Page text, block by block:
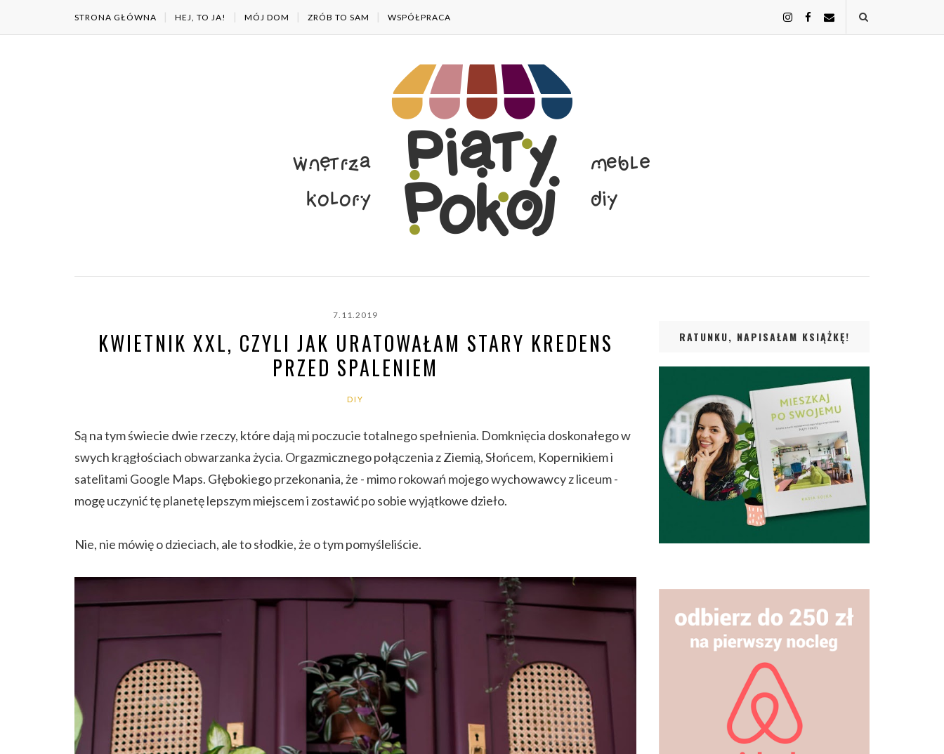
STRONA GŁÓWNA HEJ, TO JA! MÓJ DOM ZRÓB TO SAM WSPÓŁPRACA
7.11.2019
KWIETNIK XXL, CZYLI JAK URATOWAŁAM STARY KREDENS
PRZED SPALENIEM
DIY
Są na tym świecie dwie rzeczy, które dają mi poczucie totalnego spełnienia. Domknięcia doskonałego w
swych krągłościach obwarzanka życia. Orgazmicznego połączenia z Ziemią, Słońcem, Kopernikiem i
satelitami Google Maps. Głębokiego przekonania, że - mimo rokowań mojego wychowawcy z liceum -
mogę uczynić tę planetę lepszym miejscem i zostawić po sobie wyjątkowe dzieło.
Nie, nie mówię o dzieciach, ale to słodkie, że o tym pomyśleliście.
RATUNKU, NAPISAŁAM KSIĄŻKĘ!